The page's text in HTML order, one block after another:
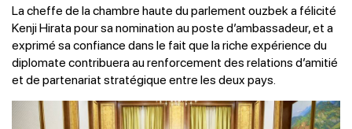
La cheffe de la chambre haute du parlement ouzbek a félicité
Kenji Hirata pour sa nomination au poste d’ambassadeur, et a
exprimé sa confiance dans le fait que la riche expérience du
diplomate contribuera au renforcement des relations d’amitié
et de partenariat stratégique entre les deux pays.